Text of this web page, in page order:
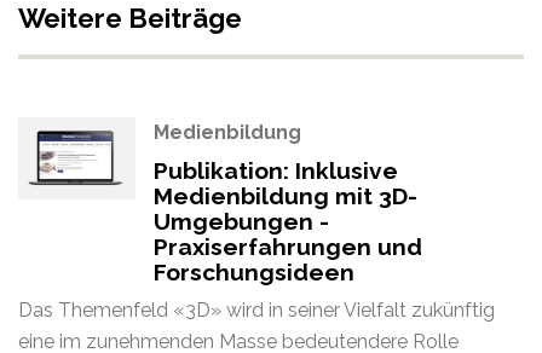
Weitere Beiträge
Medienbildung
Publikation: Inklusive
Medienbildung mit 3D-
Umgebungen -
Praxiserfahrungen und
Forschungsideen
Das Themenfeld «3D» wird in seiner Vielfalt zukünftig
eine im zunehmenden Masse bedeutendere Rolle